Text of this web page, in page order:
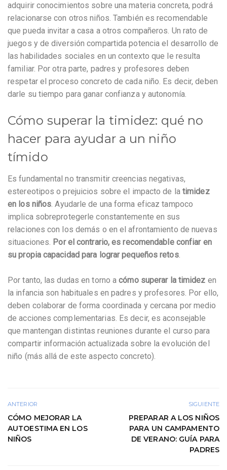
adquirir conocimientos sobre una materia concreta, podrá
relacionarse con otros niños. También es recomendable
que pueda invitar a casa a otros compañeros. Un rato de
juegos y de diversión compartida potencia el desarrollo de
las habilidades sociales en un contexto que le resulta
familiar. Por otra parte, padres y profesores deben
respetar el proceso concreto de cada niño. Es decir, deben
darle su tiempo para ganar confianza y autonomía.
Cómo superar la timidez: qué no
hacer para ayudar a un niño
tímido
Es fundamental no transmitir creencias negativas,
estereotipos o prejuicios sobre el impacto de la timidez
en los niños. Ayudarle de una forma eficaz tampoco
implica sobreprotegerle constantemente en sus
relaciones con los demás o en el afrontamiento de nuevas
situaciones. Por el contrario, es recomendable confiar en
su propia capacidad para lograr pequeños retos.
Por tanto, las dudas en torno acómo superar la timidez en
la infancia son habituales en padres y profesores. Por ello,
deben colaborar de forma coordinada y cercana por medio
de acciones complementarias. Es decir, es aconsejable
que mantengan distintas reuniones durante el curso para
compartir información actualizada sobre la evolución del
niño (más allá de este aspecto concreto).
ANTERIOR
CÓMO MEJORAR LA
AUTOESTIMA EN LOS
NIÑOS
SIGUIENTE
PREPARAR A LOS NIÑOS
PARA UN CAMPAMENTO
DE VERANO: GUÍA PARA
PADRES